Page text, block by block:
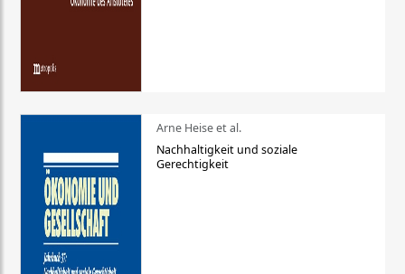
Arne Heise et al.
Nachhaltigkeit und soziale
Gerechtigkeit